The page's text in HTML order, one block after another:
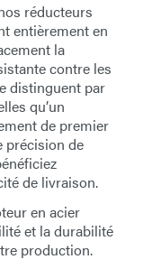
réducteurs
entièrement en
la
contre les
distinguent par
qu’un
de premier
précision de
de livraison.
en acier
et la durabilité
production.